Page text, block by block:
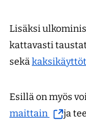
Lisäksi
kattavasti
sekä
Esillä on myös
maittain (siirryt
ja